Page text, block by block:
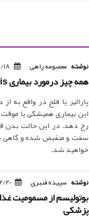
نوشته معصومه راهی
همه چیز درمورد بیماری Paralysis یا فلج
پارالیز یا فلج در واقع
این بیماری همیشگی یا
رخ دهد. در این حالت بدن
سفت و منقبض شده و
خواهید شد.
نوشته سپیده قنبری 20
بوتولیسم از مسمومیت
پزشکی